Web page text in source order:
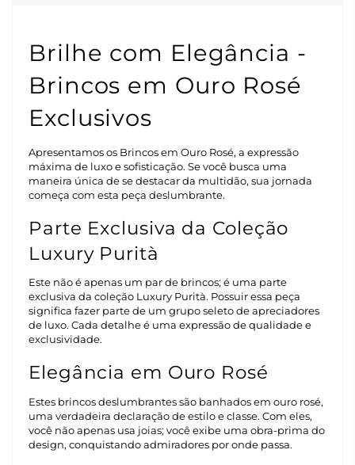
Brilhe com Elegância -
Brincos em Ouro Rosé
Exclusivos
Apresentamos os Brincos em Ouro Rosé, a expressão
máxima de luxo e sofisticação. Se você busca uma
maneira única de se destacar da multidão, sua jornada
começa com esta peça deslumbrante.
Parte Exclusiva da Coleção
Luxury Purità
Este não é apenas um par de brincos; é uma parte
exclusiva da coleção Luxury Purità. Possuir essa peça
significa fazer parte de um grupo seleto de apreciadores
de luxo. Cada detalhe é uma expressão de qualidade e
exclusividade.
Elegância em Ouro Rosé
Estes brincos deslumbrantes são banhados em ouro rosé,
uma verdadeira declaração de estilo e classe. Com eles,
você não apenas usa joias; você exibe uma obra-prima do
design, conquistando admiradores por onde passa.